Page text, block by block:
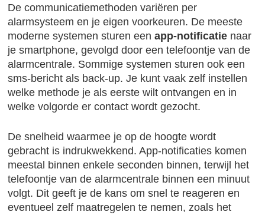
De communicatiemethoden variëren per
alarmsysteem en je eigen voorkeuren. De meeste
moderne systemen sturen eenapp-notificatie naar
je smartphone, gevolgd door een telefoontje van de
alarmcentrale. Sommige systemen sturen ook een
sms-bericht als back-up. Je kunt vaak zelf instellen
welke methode je als eerste wilt ontvangen en in
welke volgorde er contact wordt gezocht.
De snelheid waarmee je op de hoogte wordt
gebracht is indrukwekkend. App-notificaties komen
meestal binnen enkele seconden binnen, terwijl het
telefoontje van de alarmcentrale binnen een minuut
volgt. Dit geeft je de kans om snel te reageren en
eventueel zelf maatregelen te nemen, zoals het